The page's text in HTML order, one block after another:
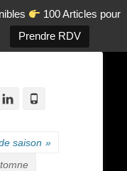
100 Articles pour
Prendre RDV
en-ligne.com
Linkedin
saison »